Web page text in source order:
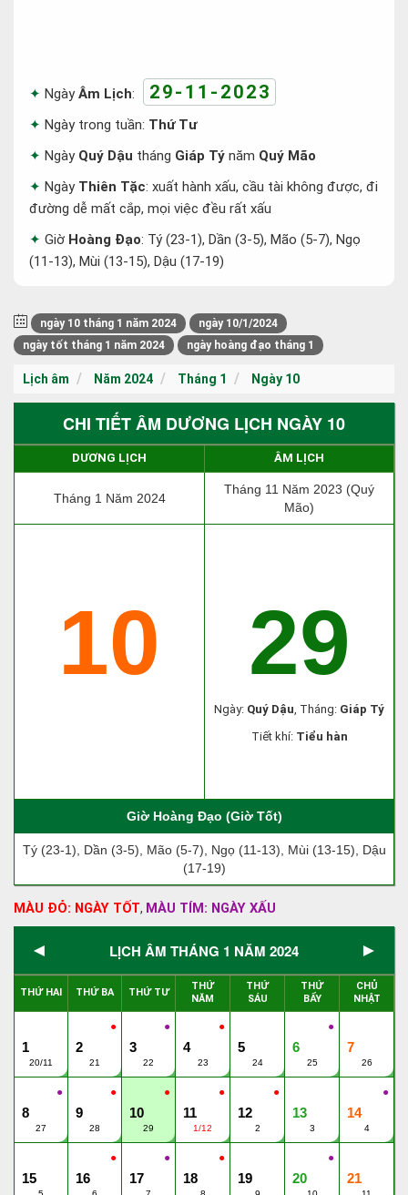
NgàyÂm Lịch: 29-11-2023
Ngày trong tuần: Thứ Tư
Ngày Quý Dậu tháng Giáp Tý năm Quý Mão
Ngày Thiên Tặc: xuất hành xấu, cầu tài không được, đi
đường dễ mất cắp, mọi việc đều rất xấu
Giờ Hoàng Đạo: Tý (23-1), Dần (3-5), Mão (5-7), Ngọ
(11-13), Mùi (13-15), Dậu (17-19)
ngày 10 tháng 1 năm 2024
ngày 10/1/2024
ngày tốt tháng 1 năm 2024
ngày hoàng đạo tháng 1
Lịch âm Năm 2024 Tháng 1 Ngày 10
CHI TIẾT ÂM DƯƠNG LỊCH NGÀY 10
DƯƠNG LỊCH ÂM LỊCH
Tháng 1 Năm 2024
Tháng 11 Năm 2023 (Quý
Mão)
10 29
Ngày: Quý Dậu, Tháng: Giáp Tý
Tiết khí: Tiểu hàn
Giờ Hoàng Đạo (Giờ Tốt)
Tý (23-1), Dần (3-5), Mão (5-7), Ngọ (11-13), Mùi (13-15), Dậu
(17-19)
MÀU ĐỎ: NGÀY TỐT, MÀU TÍM: NGÀY XẤU
◄ LỊCH ÂM THÁNG 1 NĂM 2024 ►
THỨ HAI THỨ BA THỨ TƯ
THỨ
NĂM
THỨ
SÁU
THỨ
BẨY
CHỦ
NHẬT
1
20/11
●
2
21
●
3
22
●
4
23
5
24
●
6
25
7
26
●
8
27
●
9
28
●
10
29
●
11
1/12
●
12
2
13
3
●
14
4
15
●
16
●
17
●
18 19
●
20 21